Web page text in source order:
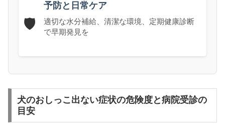
🛡️
予防と日常ケア
適切な水分補給、清潔な環境、定期健康診断
で早期発見を
犬のおしっこ出ない症状の危険度と病院受診の
目安